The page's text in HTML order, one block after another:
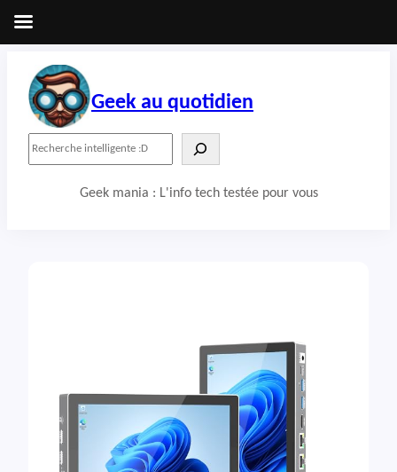
contenu
Geek au quotidien
Geek mania : L'info tech testée pour vous